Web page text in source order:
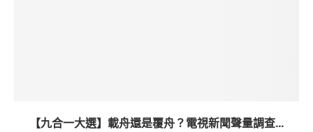
【九合一大選】載舟還是覆舟？電視新聞聲量調查...